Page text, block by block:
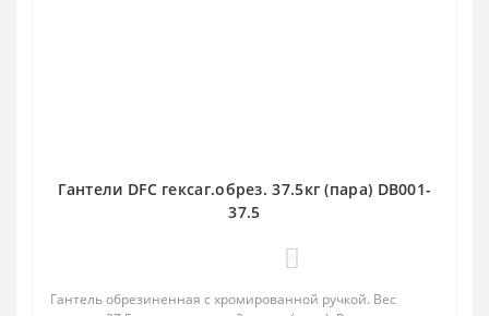
Гантели DFC гексаг.обрез. 37.5кг (пара) DB001-
37.5
Гантель обрезиненная с хромированной ручкой. Вес